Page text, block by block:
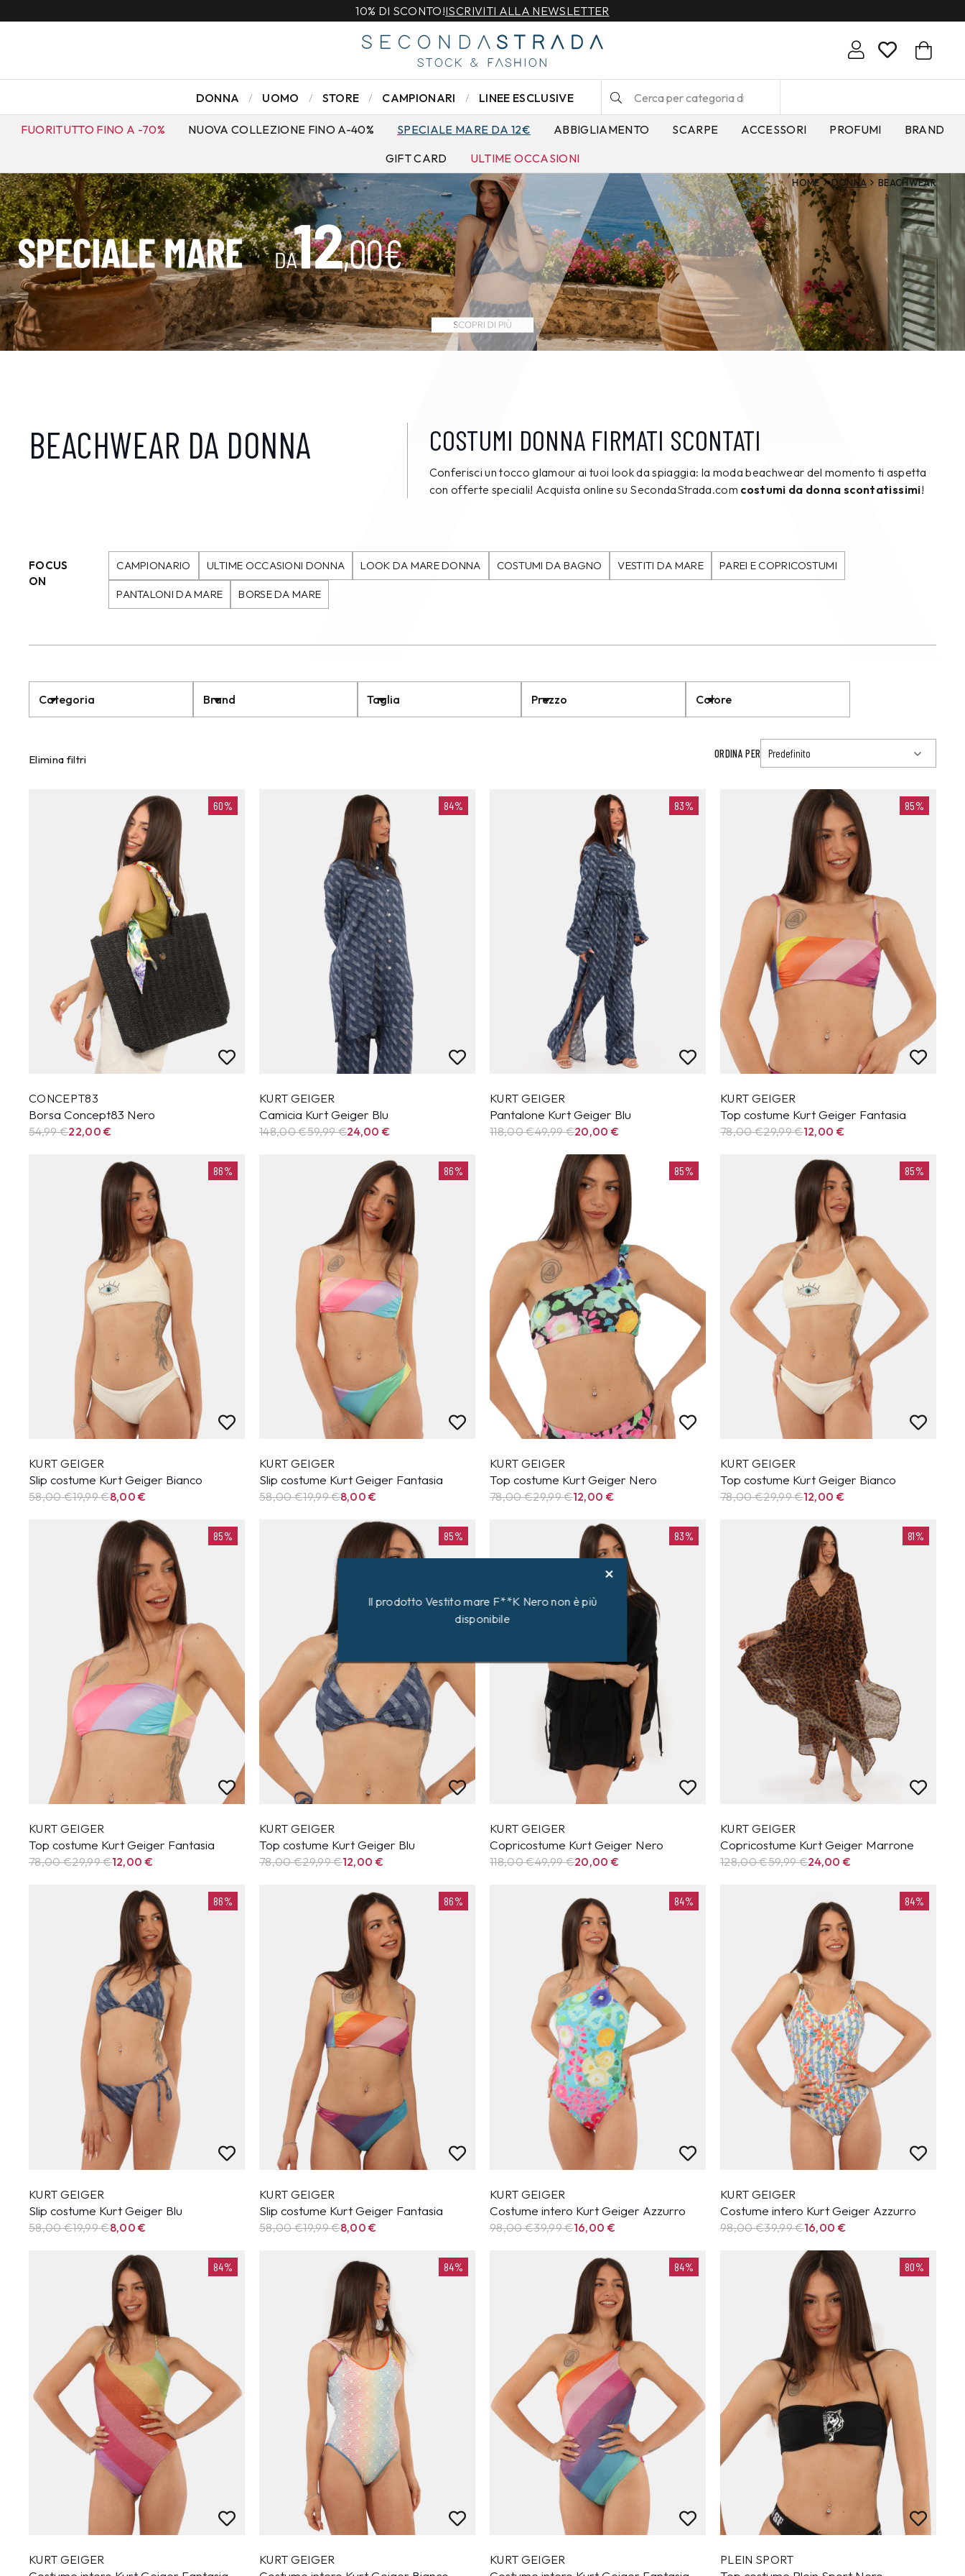
10% DI SCONTO!ISCRIVITI ALLA NEWSLETTER
DONNA
FUORITUTTO FINO A -70% NUOVA COLLEZIONE FINO A-40% SPECIALE MARE DA 12€ ABBIGLIAMENTO SCARPE ACCESSORI PROFUMI
BRAND
GIFT CARD
ULTIME OCCASIONI
UOMO STORE CAMPIONARI LINEE ESCLUSIVE
HOME DONNA BEACHWEAR
BEACHWEAR DA DONNA COSTUMI DONNA FIRMATI SCONTATI
Conferisci un tocco glamour ai tuoi look da spiaggia: la moda beachwear del momento ti aspetta
con offerte speciali! Acquista online su SecondaStrada.com costumi da donna scontatissimi!
FOCUS
ON
CAMPIONARIO ULTIME OCCASIONI DONNA LOOK DA MARE DONNA COSTUMI DA BAGNO VESTITI DA MARE PAREI E COPRICOSTUMI
PANTALONI DA MARE BORSE DA MARE
Categoria Brand Taglia Prezzo Colore
Elimina filtri ORDINA PER
60%
CONCEPT83
Borsa Concept83 Nero
54,99€22,00€
84%
KURT GEIGER
Camicia Kurt Geiger Blu
148,00 €59,99€24,00€
83%
KURT GEIGER
Pantalone Kurt Geiger Blu
118,00 €49,99€20,00€
85%
KURT GEIGER
Top costume Kurt Geiger Fantasia
78,00 €29,99€12,00 €
86%
KURT GEIGER
Slip costume Kurt Geiger Bianco
58,00 €19,99€8,00€
86%
KURT GEIGER
Slip costume Kurt Geiger Fantasia
58,00 €19,99€8,00€
85%
KURT GEIGER
Top costume Kurt Geiger Nero
78,00 €29,99€12,00 €
85%
KURT GEIGER
Top costume Kurt Geiger Bianco
78,00 €29,99€12,00 €
85%
KURT GEIGER
Top costume Kurt Geiger Fantasia
78,00 €29,99€12,00 €
85%
KURT GEIGER
Top costume Kurt Geiger Blu
78,00 €29,99€12,00 €
83%
KURT GEIGER
Copricostume Kurt Geiger Nero
118,00 €49,99€20,00€
81%
KURT GEIGER
Copricostume Kurt Geiger Marrone
128,00 €59,99€24,00€
86%
KURT GEIGER
Slip costume Kurt Geiger Blu
58,00 €19,99€8,00€
86%
KURT GEIGER
Slip costume Kurt Geiger Fantasia
58,00 €19,99€8,00€
84%
KURT GEIGER
Costume intero Kurt Geiger Azzurro
98,00 €39,99€16,00 €
84%
KURT GEIGER
Costume intero Kurt Geiger Azzurro
98,00 €39,99€16,00 €
84%
KURT GEIGER
84%
KURT GEIGER
84%
KURT GEIGER
80%
PLEIN SPORT
Il prodotto Vestito mare F**K Nero non è più
disponibile